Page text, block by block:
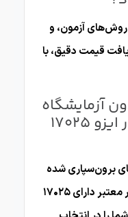
روش‌های آزمون، و
قیمت دقیق، با
آزمایشگاه
داخلی نیز نیاز به مشاور ایزو 17025
برون‌سپاری شده
دارند، باید از آزمایشگاه‌های همکار معتبر دارای ۱۷۰۲۵